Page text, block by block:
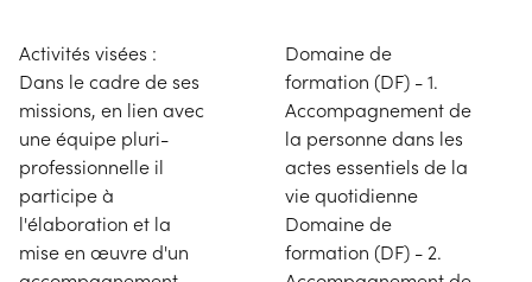
Activités visées :
Dans le cadre de ses
missions, en lien avec
une équipe pluri-
professionnelle il
participe à
l'élaboration et la
mise en œuvre d'un
Domaine de
formation (DF) - 1.
Accompagnement de
la personne dans les
actes essentiels de la
vie quotidienne
Domaine de
formation (DF) - 2.